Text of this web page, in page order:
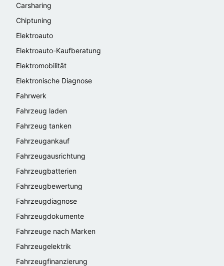
Carsharing
Chiptuning
Elektroauto
Elektroauto-Kaufberatung
Elektromobilität
Elektronische Diagnose
Fahrwerk
Fahrzeug laden
Fahrzeug tanken
Fahrzeugankauf
Fahrzeugausrichtung
Fahrzeugbatterien
Fahrzeugbewertung
Fahrzeugdiagnose
Fahrzeugdokumente
Fahrzeuge nach Marken
Fahrzeugelektrik
Fahrzeugfinanzierung